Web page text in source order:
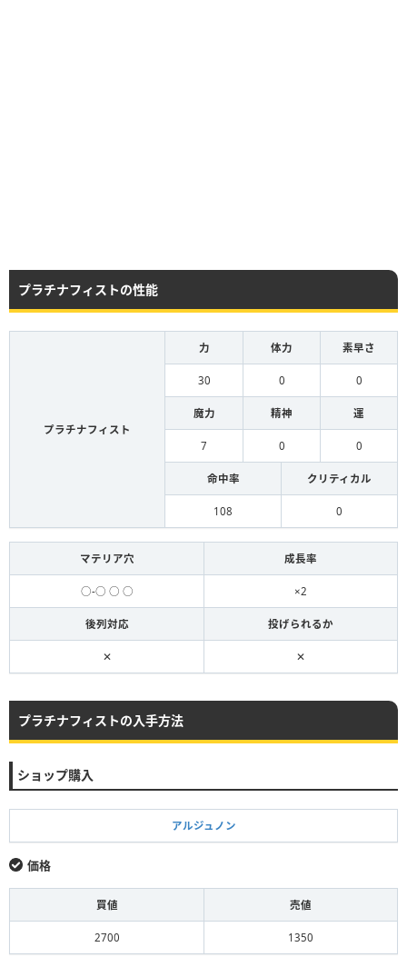
プラチナフィストの性能
プラチナフィスト
力 体力 素早さ
30 0 0
魔力 精神 運
7 0 0
命中率 クリティカル
108 0
マテリア穴 成長率
○-○ ○ ○ ×2
後列対応 投げられるか
✕ ✕
プラチナフィストの入手方法
ショップ購入
アルジュノン
価格
買値 売値
2700 1350